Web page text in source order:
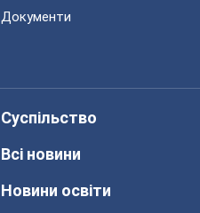
Документи
Суспільство
Всі новини
Новини освіти